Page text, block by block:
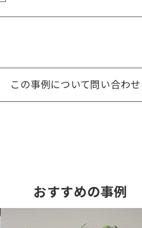
この事例について問い合わせ
おすすめの事例